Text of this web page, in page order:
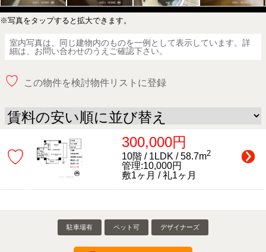
※写真をタップすると拡大できます。
室内写真は、同じ建物内のものを一例として表示しています。詳
細は、お問い合わせのうえご確認下さい。
♡ この物件を検討物件リストに登録
♡
300,000円
10階 / 1LDK / 58.7m2
管理:10,000円
敷1ヶ月 / 礼1ヶ月
駐車場有 ペット可 デザイナーズ